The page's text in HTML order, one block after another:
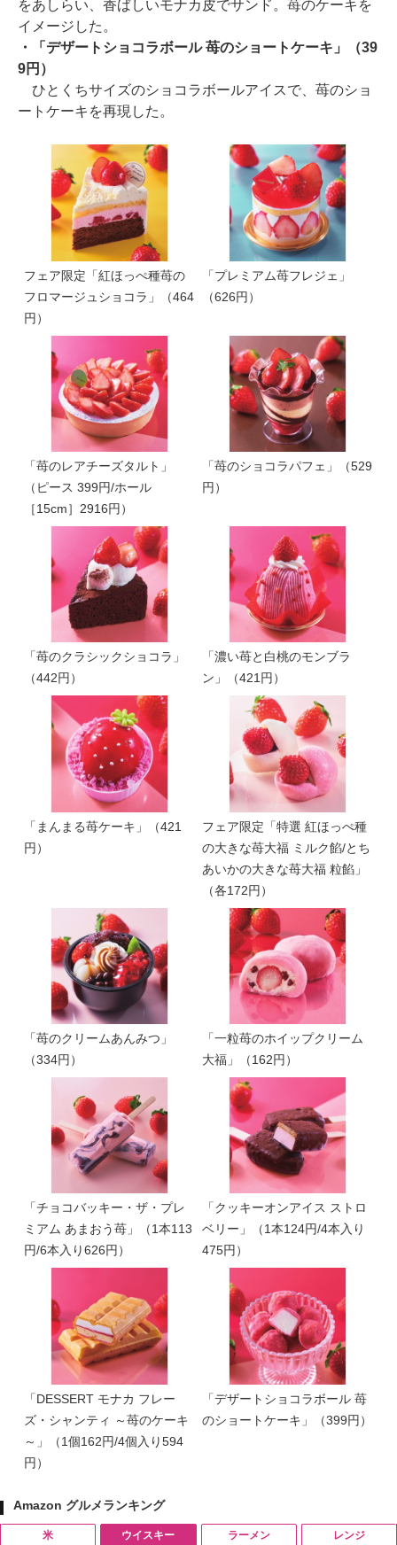
をあしらい、香ばしいモナカ皮でサンド。苺のケーキを
イメージした。
・「デザートショコラボール 苺のショートケーキ」（39
9円）
ひとくちサイズのショコラボールアイスで、苺のショ
ートケーキを再現した。
フェア限定「紅ほっぺ種苺の
フロマージュショコラ」（464
円）
「プレミアム苺フレジェ」
（626円）
「苺のレアチーズタルト」
（ピース 399円/ホール
［15cm］2916円）
「苺のショコラパフェ」（529
円）
「苺のクラシックショコラ」
（442円）
「濃い苺と白桃のモンブラ
ン」（421円）
「まんまる苺ケーキ」（421
円）
フェア限定「特選 紅ほっぺ種
の大きな苺大福 ミルク餡/とち
あいかの大きな苺大福 粒餡」
（各172円）
「苺のクリームあんみつ」
（334円）
「一粒苺のホイップクリーム
大福」（162円）
「チョコバッキー・ザ・プレ
ミアム あまおう苺」（1本113
円/6本入り626円）
「クッキーオンアイス ストロ
ベリー」（1本124円/4本入り
475円）
「DESSERT モナカ フレー
ズ・シャンティ ～苺のケーキ
～」（1個162円/4個入り594
円）
「デザートショコラボール 苺
のショートケーキ」（399円）
Amazon グルメランキング
米 ウイスキー ラーメン レンジ